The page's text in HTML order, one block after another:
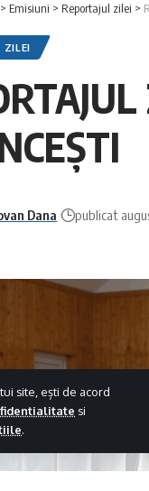
site, ești de acord
si
.
> Emisiuni > Reportajul zilei >
ZILEI
Dana publicat